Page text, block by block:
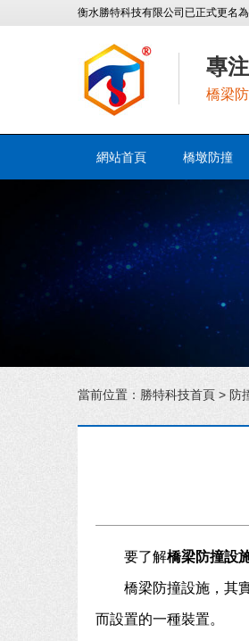
衡水勝特科技有限公司已正式更名
專
橋梁
網站首頁 橋墩防撞
當前位置： 勝特科技首頁 > 防
要了解橋梁防撞設
橋梁防撞設施，其
而設置的一種裝置。